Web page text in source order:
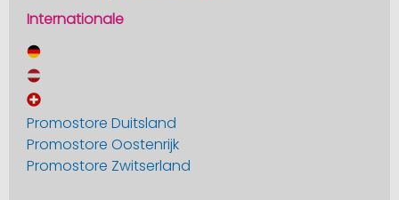
Internationale
Promostore Duitsland
Promostore Oostenrijk
Promostore Zwitserland